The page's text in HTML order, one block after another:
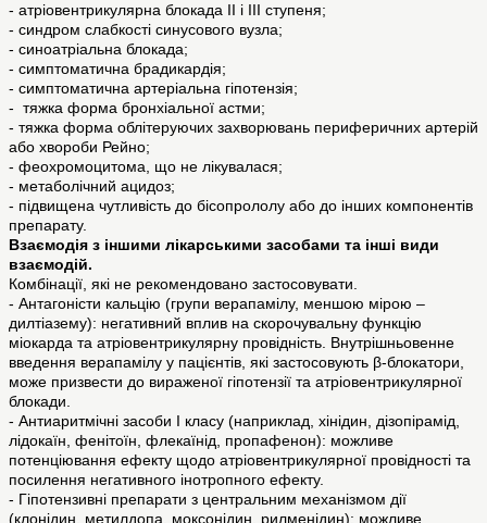
- атріовентрикулярна блокада II і III ступеня;
- синдром слабкості синусового вузла;
- синоатріальна блокада;
- симптоматична брадикардія;
- симптоматична артеріальна гіпотензія;
- тяжка форма бронхіальної астми;
- тяжка форма облітеруючих захворювань периферичних артерій
або хвороби Рейно;
- феохромоцитома, що не лікувалася;
- метаболічний ацидоз;
- підвищена чутливість до бісопрололу або до інших компонентів
препарату.
Взаємодія з іншими лікарськими засобами та інші види
взаємодій.
Комбінації, які не рекомендовано застосовувати.
- Антагоністи кальцію (групи верапамілу, меншою мірою –
дилтіазему): негативний вплив на скорочувальну функцію
міокарда та атріовентрикулярну провідність. Внутрішньовенне
введення верапамілу у пацієнтів, які застосовують β-блокатори,
може призвести до вираженої гіпотензії та атріовентрикулярної
блокади.
- Антиаритмічні засоби І класу (наприклад, хінідин, дізопірамід,
лідокаїн, фенітоїн, флекаїнід, пропафенон): можливе
потенціювання ефекту щодо атріовентрикулярної провідності та
посилення негативного інотропного ефекту.
- Гіпотензивні препарати з центральним механізмом дії
(клонідин, метилдопа, моксонідин, рилменідин): можливе